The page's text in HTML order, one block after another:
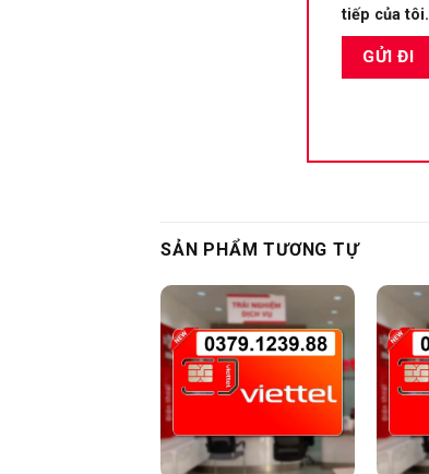
tiếp của tôi.
SẢN PHẨM TƯƠNG TỰ